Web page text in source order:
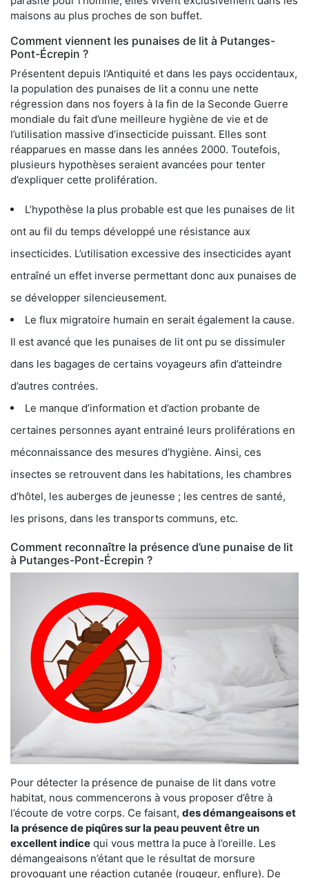
maisons au plus proches de son buffet.
Comment viennent les punaises de lit à Putanges-
Pont-Écrepin ?
Présentent depuis l’Antiquité et dans les pays occidentaux,
la population des punaises de lit a connu une nette
régression dans nos foyers à la fin de la Seconde Guerre
mondiale du fait d’une meilleure hygiène de vie et de
l’utilisation massive d’insecticide puissant. Elles sont
réapparues en masse dans les années 2000. Toutefois,
plusieurs hypothèses seraient avancées pour tenter
d’expliquer cette prolifération.
L’hypothèse la plus probable est que les punaises de lit
ont au fil du temps développé une résistance aux
insecticides. L’utilisation excessive des insecticides ayant
entraîné un effet inverse permettant donc aux punaises de
se développer silencieusement.
Le flux migratoire humain en serait également la cause.
Il est avancé que les punaises de lit ont pu se dissimuler
dans les bagages de certains voyageurs afin d’atteindre
d’autres contrées.
Le manque d’information et d’action probante de
certaines personnes ayant entrainé leurs proliférations en
méconnaissance des mesures d’hygiène. Ainsi, ces
insectes se retrouvent dans les habitations, les chambres
d’hôtel, les auberges de jeunesse ; les centres de santé,
les prisons, dans les transports communs, etc.
Comment reconnaître la présence d’une punaise de lit
à Putanges-Pont-Écrepin ?
Pour détecter la présence de punaise de lit dans votre
habitat, nous commencerons à vous proposer d’être à
l’écoute de votre corps. Ce faisant, des démangeaisons et
la présence de piqûres sur la peau peuvent être un
excellent indice qui vous mettra la puce à l’oreille. Les
démangeaisons n’étant que le résultat de morsure
provoquant une réaction cutanée (rougeur, enflure). De